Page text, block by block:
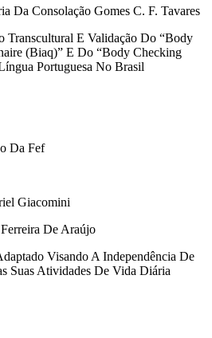
Da Consolação Gomes C. F. Tavares
Transcultural E Validação Do “Body
(Biaq)” E Do “Body Checking
Portuguesa No Brasil
Da Fef
Giacomini
De Araújo
Visando A Independência De
Suas Atividades De Vida Diária